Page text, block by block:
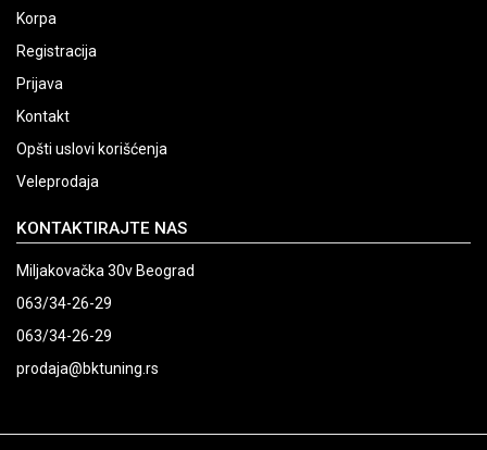
Korpa
Registracija
Prijava
Kontakt
Opšti uslovi korišćenja
Veleprodaja
KONTAKTIRAJTE NAS
Miljakovačka 30v Beograd
063/34-26-29
063/34-26-29
prodaja@bktuning.rs